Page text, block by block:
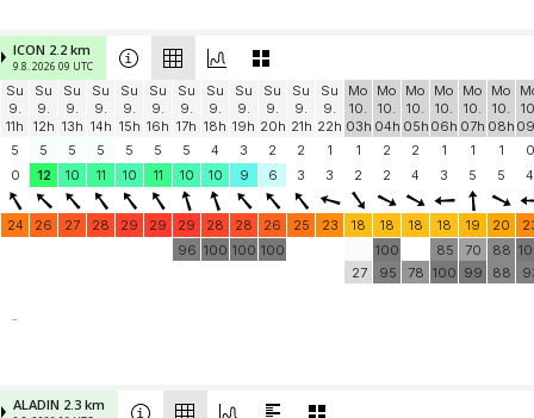
ICON 2.2 km
9.8. 2026 09 UTC
Su
9.
11h
Su
9.
12h
Su
9.
13h
Su
9.
14h
Su
9.
15h
Su
9.
16h
Su
9.
17h
Su
9.
18h
Su
9.
19h
Su
9.
20h
Su
9.
21h
Su
9.
22h
Mo
10.
03h
Mo
10.
04h
Mo
10.
05h
Mo
10.
06h
Mo
10.
07h
Mo
10.
08h
5
5 5 5 5 5 5 4 3 2 2 1 1 2 2 1 1 1
0
0
12 10 11 10 11 10 10 9 6 3 3 2 2 4 3 5 5 4
24 26 27 28 29 29 29 28 28 26 25 23 18 18 18 18 19 20
96 100 100 100
27
100
95
78
85
100
70
99
88
88
-
ALADIN 2.3 km